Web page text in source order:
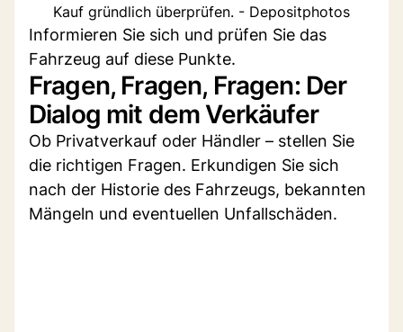
Kauf gründlich überprüfen. - Depositphotos
Informieren Sie sich und prüfen Sie das
Fahrzeug auf diese Punkte.
Fragen, Fragen, Fragen: Der
Dialog mit dem Verkäufer
Ob Privatverkauf oder Händler – stellen Sie
die richtigen Fragen. Erkundigen Sie sich
nach der Historie des Fahrzeugs, bekannten
Mängeln und eventuellen Unfallschäden.